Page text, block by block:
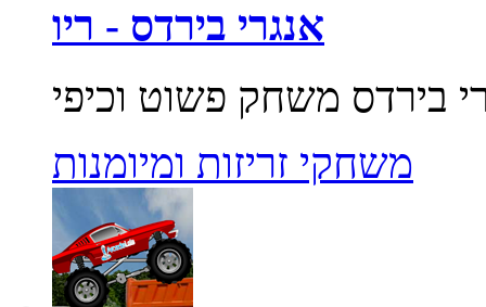
אנגרי בירדס - ריו
משחקי זריזות ומיומנות